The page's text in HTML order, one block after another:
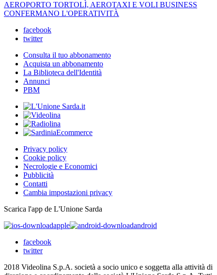
AEROPORTO TORTOLÌ, AEROTAXI E VOLI BUSINESS
CONFERMANO L'OPERATIVITÀ
facebook
twitter
Consulta il tuo abbonamento
Acquista un abbonamento
La Biblioteca dell'Identità
Annunci
PBM
Privacy policy
Cookie policy
Necrologie e Economici
Pubblicità
Contatti
Cambia impostazioni privacy
Scarica l'app de L'Unione Sarda
apple
android
facebook
twitter
2018 Videolina S.p.A. società a socio unico e soggetta alla attività di